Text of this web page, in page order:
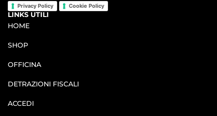
Privacy Policy Cookie Policy
LINKS UTILI
HOME
SHOP
OFFICINA
DETRAZIONI FISCALI
ACCEDI